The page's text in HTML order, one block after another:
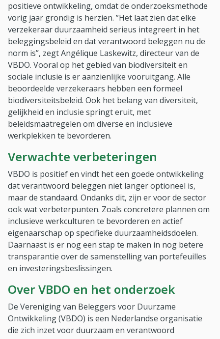
positieve ontwikkeling, omdat de onderzoeksmethode
vorig jaar grondig is herzien. ”Het laat zien dat elke
verzekeraar duurzaamheid serieus integreert in het
beleggingsbeleid en dat verantwoord beleggen nu de
norm is”, zegt Angélique Laskewitz, directeur van de
VBDO. Vooral op het gebied van biodiversiteit en
sociale inclusie is er aanzienlijke vooruitgang. Alle
beoordeelde verzekeraars hebben een formeel
biodiversiteitsbeleid. Ook het belang van diversiteit,
gelijkheid en inclusie springt eruit, met
beleidsmaatregelen om diverse en inclusieve
werkplekken te bevorderen.
Verwachte verbeteringen
VBDO is positief en vindt het een goede ontwikkeling
dat verantwoord beleggen niet langer optioneel is,
maar de standaard. Ondanks dit, zijn er voor de sector
ook wat verbeterpunten. Zoals concretere plannen om
inclusieve werkculturen te bevorderen en actief
eigenaarschap op specifieke duurzaamheidsdoelen.
Daarnaast is er nog een stap te maken in nog betere
transparantie over de samenstelling van portefeuilles
en investeringsbeslissingen.
Over VBDO en het onderzoek
De Vereniging van Beleggers voor Duurzame
Ontwikkeling (VBDO) is een Nederlandse organisatie
die zich inzet voor duurzaam en verantwoord